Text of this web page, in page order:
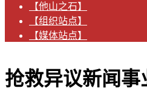
【他山之石】
【组织站点】
【媒体站点】
抢救异议新闻事